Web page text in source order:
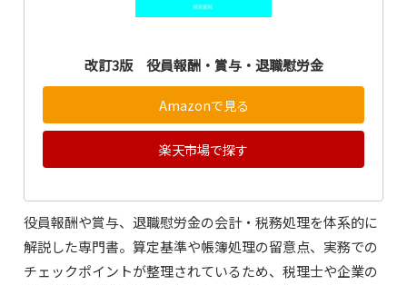
改訂3版 役員報酬・賞与・退職慰労金
Amazonで見る
楽天市場で探す
役員報酬や賞与、退職慰労金の会計・税務処理を体系的に
解説した専門書。算定基準や帳簿処理の留意点、実務での
チェックポイントが整理されているため、税理士や企業の